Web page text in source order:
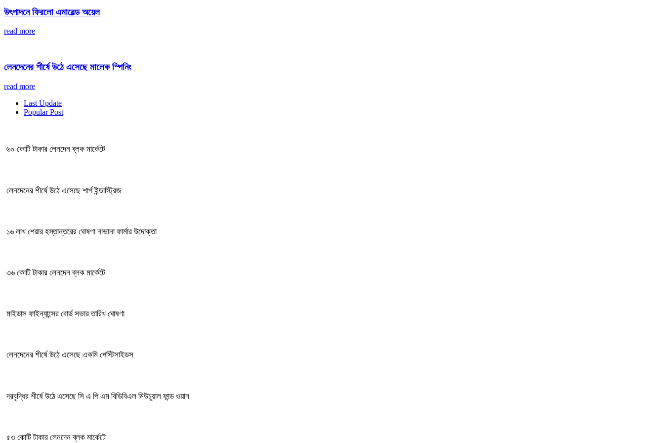
উৎপাদনে ফিরলো এমারেল্ড অয়েল
read more
লেনদেনের শীর্ষে উঠে এসেছে মালেক স্পিনিং
read more
Last Update
Popular Post
৬০ কোটি টাকার লেনদেন ব্লক মার্কেটে
লেনদেনের শীর্ষে উঠে এসেছে শার্প ইন্ডাস্ট্রিজ
১৬ লাখ শেয়ার হস্তান্তরের ঘোষণা নাভানা ফার্মার উদোক্তা
৩৬ কোটি টাকার লেনদেন ব্লক মার্কেটে
মাইডাস ফাইন্যান্সের বোর্ড সভার তারিখ ঘোষণা
লেনদেনের শীর্ষে উঠে এসেছে একমি পেস্টিসাইডস
দরবৃদ্ধির শীর্ষে উঠে এসেছে সি এ পি এম বিডিবিএল মিউচুয়াল ফান্ড ওয়ান
৫৩ কোটি টাকার লেনদেন ব্লক মার্কেটে